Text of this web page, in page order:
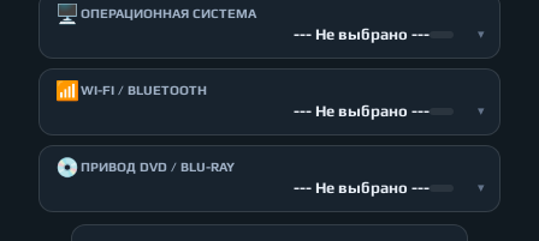
🖥️ ОПЕРАЦИОННАЯ СИСТЕМА
--- Не выбрано --- ▾
📶 WI-FI / BLUETOOTH
--- Не выбрано --- ▾
💿ПРИВОД DVD / BLU-RAY
--- Не выбрано --- ▾